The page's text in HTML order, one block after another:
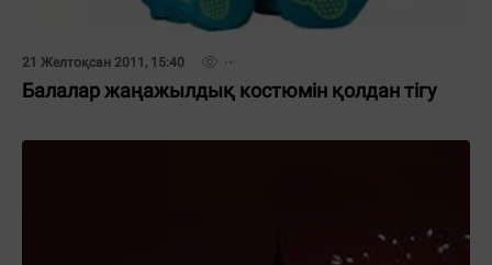
21 Желтоқсан 2011, 15:40
Балалар жаңажылдық костюмін қолдан тігу